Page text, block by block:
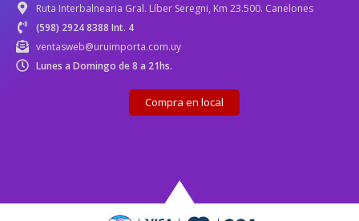
Ruta Interbalnearia Gral. Líber Seregni, Km 23.500. Canelones
(598) 2924 8388 Int. 4
ventasweb@uruimporta.com.uy
Lunes a Domingo de 8 a 21hs.
Compra en local